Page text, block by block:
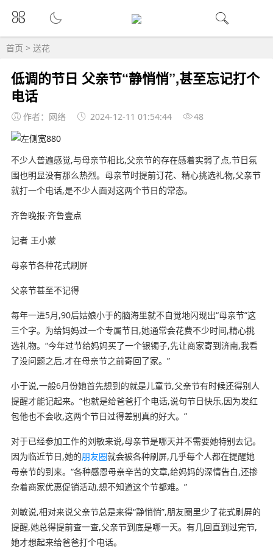
首页 > 送花
低调的节日 父亲节“静悄悄”,甚至忘记打个
电话
作者：网络 2024-12-11 01:54:44 48
不少人普遍感觉,与母亲节相比,父亲节的存在感着实弱了点,节日氛
围也明显没有那么热烈。母亲节时提前订花、精心挑选礼物,父亲节
就打一个电话,是不少人面对这两个节日的常态。
齐鲁晚报·齐鲁壹点
记者 王小蒙
母亲节各种花式刷屏
父亲节甚至不记得
每年一进5月,90后姑娘小于的脑海里就不自觉地闪现出“母亲节”这
三个字。为给妈妈过一个专属节日,她通常会花费不少时间,精心挑
选礼物。“今年过节给妈妈买了一个银镯子,先让商家寄到济南,我看
了没问题之后,才在母亲节之前寄回了家。”
小于说,一般6月份她首先想到的就是儿童节,父亲节有时候还得别人
提醒才能记起来。“也就是给爸爸打个电话,说句节日快乐,因为发红
包他也不会收,这两个节日过得差别真的好大。”
对于已经参加工作的刘敏来说,母亲节是哪天并不需要她特别去记。
因为临近节日,她的朋友圈就会被各种刷屏,几乎每个人都在提醒她
母亲节的到来。“各种感恩母亲辛苦的文章,给妈妈的深情告白,还掺
杂着商家优惠促销活动,想不知道这个节都难。”
刘敏说,相对来说父亲节总是来得“静悄悄”,朋友圈里少了花式刷屏的
提醒,她总得提前查一查,父亲节到底是哪一天。有几回直到过完节,
她才想起来给爸爸打个电话。